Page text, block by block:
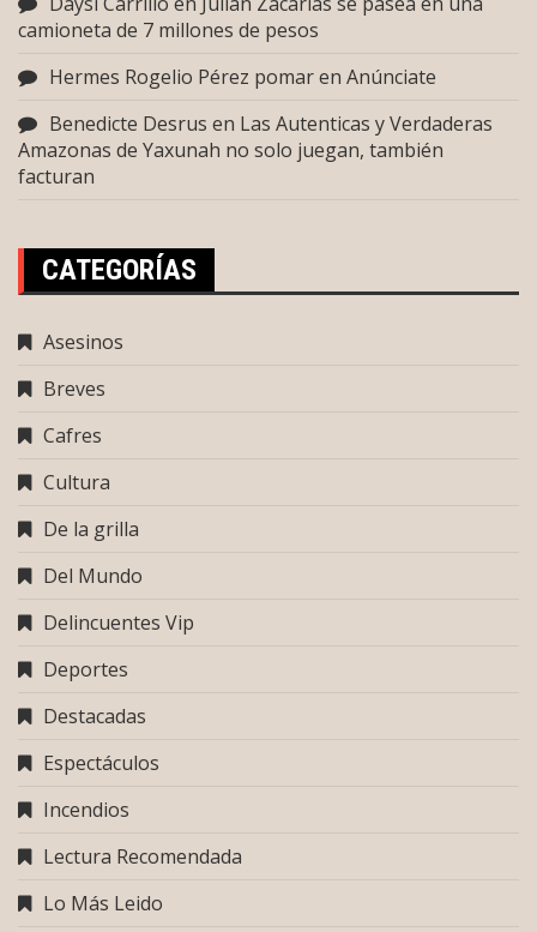
camioneta de 7 millones de pesos
Hermes Rogelio Pérez pomaren Anúnciate
Benedicte Desrus en Las Autenticas y Verdaderas
Amazonas de Yaxunah no solo juegan, también
facturan
CATEGORÍAS
Asesinos
Breves
Cafres
Cultura
De la grilla
Del Mundo
Delincuentes Vip
Deportes
Destacadas
Espectáculos
Incendios
Lectura Recomendada
Lo Más Leido